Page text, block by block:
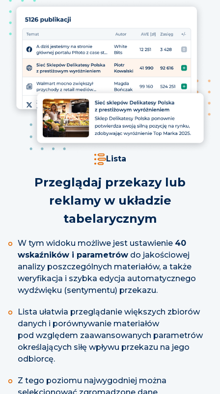
Lista
Przeglądaj przekazy lub
reklamy w układzie
tabelarycznym
W tym widoku możliwe jest ustawienie 40
wskaźników i parametrów do jakościowej
analizy poszczególnych materiałów, a także
weryfikacja i szybka edycja automatycznego
wydźwięku (sentymentu) przekazu.
Lista ułatwia przeglądanie większych zbiorów
danych i porównywanie materiałów
pod względem zaawansowanych parametrów
określających siłę wpływu przekazu na jego
odbiorcę.
Z tego poziomu najwygodniej można